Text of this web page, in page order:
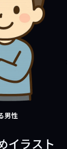
男性
イラスト